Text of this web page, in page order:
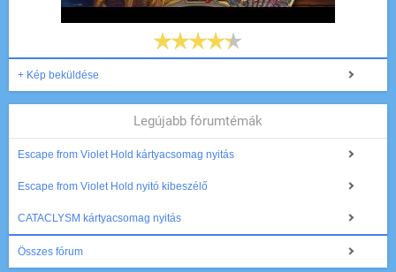
+ Kép beküldése
Legújabb fórumtémák
Escape from Violet Hold kártyacsomag nyitás
Escape from Violet Hold nyitó kibeszélő
CATACLYSM kártyacsomag nyitás
Összes fórum